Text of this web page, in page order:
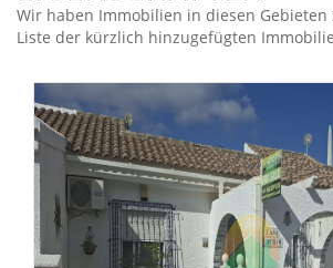
Wir haben Immobilien in diesen Gebieten
Liste der kürzlich hinzugefügten